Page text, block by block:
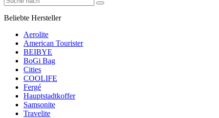
Beliebte Hersteller
Aerolite
American Tourister
BEIBYE
BoGi Bag
Cities
COOLIFE
Fergé
Hauptstadtkoffer
Samsonite
Travelite